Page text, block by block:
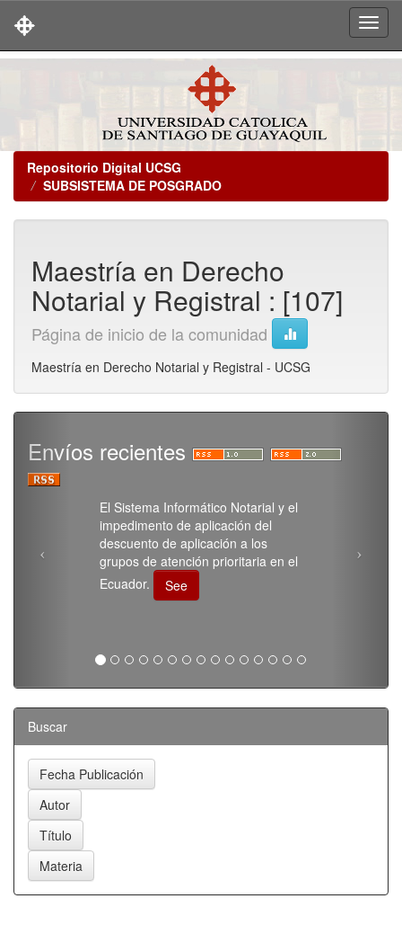
Repositorio Digital UCSG
SUBSISTEMA DE POSGRADO
Maestría en Derecho
Notarial y Registral : [107]
Página de inicio de la comunidad
Maestría en Derecho Notarial y Registral - UCSG
Envíos recientes
El Sistema Informático Notarial y el
impedimento de aplicación del
descuento de aplicación a los
grupos de atención prioritaria en el
Ecuador.
See
Buscar